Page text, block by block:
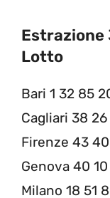
Estrazione
Lotto
Bari 1 32 85
Cagliari 38
Firenze 43
Genova 40
Milano 18 51